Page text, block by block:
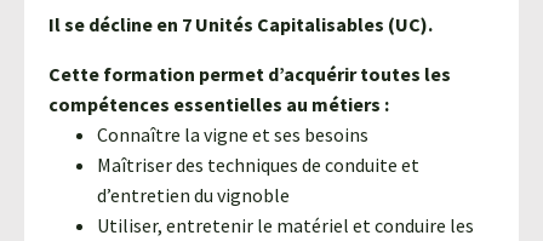
Il se décline en 7 Unités Capitalisables (UC).
Cette formation permet d’acquérir toutes les
compétences essentielles au métiers :
Connaître la vigne et ses besoins
Maîtriser des techniques de conduite et
d’entretien du vignoble
Utiliser, entretenir le matériel et conduire les